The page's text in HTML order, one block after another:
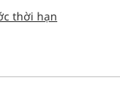
thời hạn